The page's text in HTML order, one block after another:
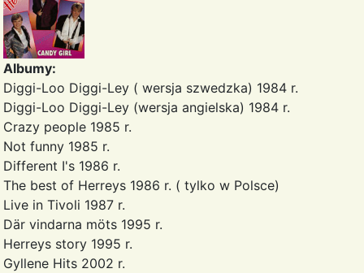
Albumy:
Diggi-Loo Diggi-Ley ( wersja szwedzka) 1984 r.
Diggi-Loo Diggi-Ley (wersja angielska) 1984 r.
Crazy people 1985 r.
Not funny 1985 r.
Different I's 1986 r.
The best of Herreys 1986 r. ( tylko w Polsce)
Live in Tivoli 1987 r.
Där vindarna möts 1995 r.
Herreys story 1995 r.
Gyllene Hits 2002 r.